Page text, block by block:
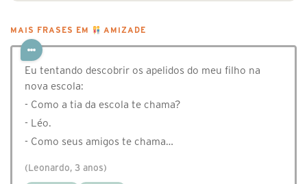
MAIS FRASES EM AMIZADE
Eu tentando descobrir os apelidos do meu filho na
nova escola:
- Como a tia da escola te chama?
- Léo.
- Como seus amigos te chama…
(Leonardo, 3 anos)